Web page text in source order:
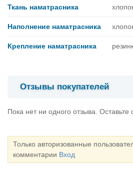
Ткань наматрасника
Наполнение наматрасника
Крепление наматрасника
Отзывы покупателей
Пока нет ни одного отзыва. Оставьте
Только авторизованные
комментарии Вход